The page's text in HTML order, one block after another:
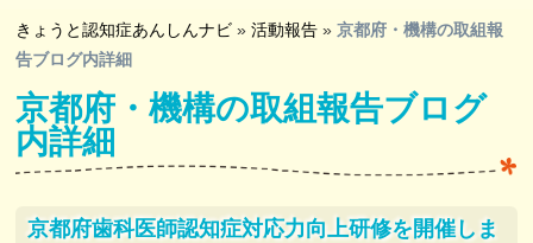
検
索
きょうと認知症あんしんナビ »活動報告 »京都府・機構の取組報
告ブログ内詳細
京都府・機構の取組報告ブログ
内詳細
京都府歯科医師認知症対応力向上研修を開催しま